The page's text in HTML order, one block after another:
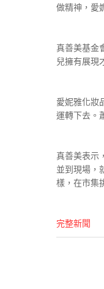
做精神，愛
真善美基金
兒擁有展現
愛妮雅化妝
運轉下去。
真善美表示
並到現場，
樣，在市集
完整新聞